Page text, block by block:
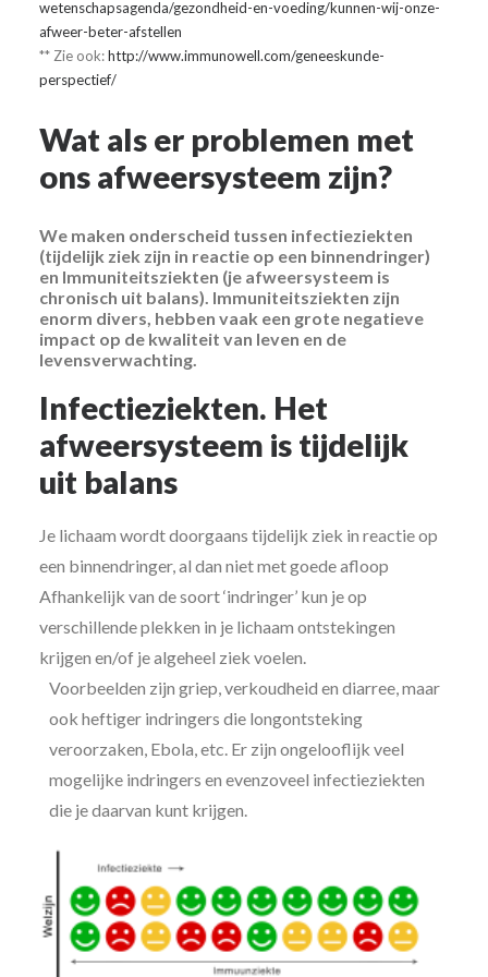
wetenschapsagenda/gezondheid-en-voeding/kunnen-wij-onze-
afweer-beter-afstellen
** Zie ook:http://www.immunowell.com/geneeskunde-
perspectief/
Wat als er problemen met
ons afweersysteem zijn?
We maken onderscheid tussen infectieziekten
(tijdelijk ziek zijn in reactie op een binnendringer)
en Immuniteitsziekten (je afweersysteem is
chronisch uit balans). Immuniteitsziekten zijn
enorm divers, hebben vaak een grote negatieve
impact op de kwaliteit van leven en de
levensverwachting.
Infectieziekten. Het
afweersysteem is tijdelijk
uit balans
Je lichaam wordt doorgaans tijdelijk ziek in reactie op
een binnendringer, al dan niet met goede afloop
Afhankelijk van de soort ‘indringer’ kun je op
verschillende plekken in je lichaam ontstekingen
krijgen en/of je algeheel ziek voelen.
Voorbeelden zijn griep, verkoudheid en diarree, maar
ook heftiger indringers die longontsteking
veroorzaken, Ebola, etc. Er zijn ongelooflijk veel
mogelijke indringers en evenzoveel infectieziekten
die je daarvan kunt krijgen.